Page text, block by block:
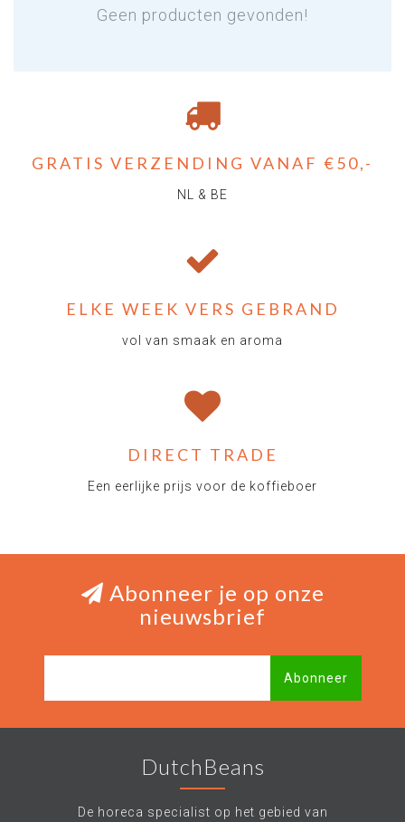
Geen producten gevonden!
GRATIS VERZENDING VANAF €50,-
NL & BE
ELKE WEEK VERS GEBRAND
vol van smaak en aroma
DIRECT TRADE
Een eerlijke prijs voor de koffieboer
Abonneer je op onze
nieuwsbrief
Abonneer
DutchBeans
De horeca specialist op het gebied van